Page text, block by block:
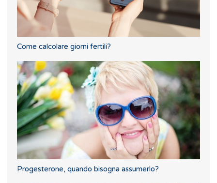
Come calcolare giorni fertili?
Progesterone, quando bisogna assumerlo?